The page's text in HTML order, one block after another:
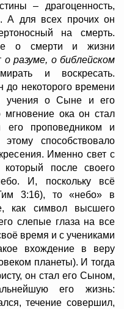
– драгоценность,
А для всех прочих он
на смерть.
о смерти и жизни
о разуме, о библейском
и воскресать.
некоторого времени
учения о Сыне и его
ока он стал
его проповедником и
способствовало
Именно свет с
после своего
И, поскольку всё
3:16), то «небо» в
как символ высшего
слепые глаза на все
время и с учениками
вхождение в веру
планеты). И тогда
он стал его Сыном,
его жизнь:
течение совершил,